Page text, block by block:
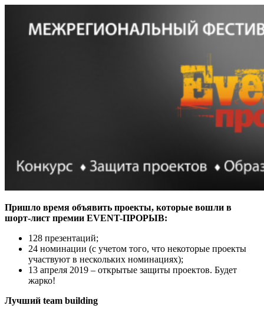
Пришло время объявить проекты, которые вошли в
шорт-лист премии EVENT-ПРОРЫВ:
128 презентаций;
24 номинации (с учетом того, что некоторые проекты
участвуют в нескольких номинациях);
13 апреля 2019 – открытые защиты проектов. Будет
жарко!
Лучший team building